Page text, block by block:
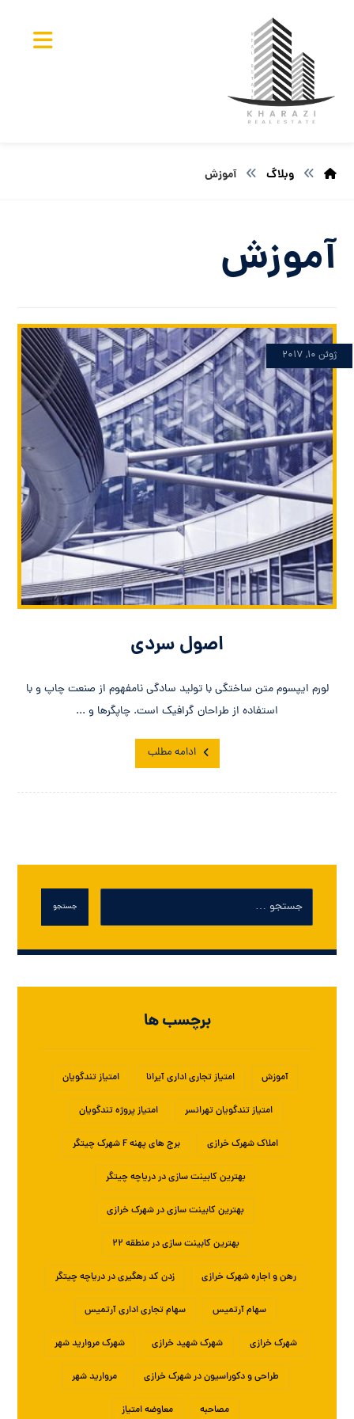
وبلاگ آموزش
آموزش
اصول سردی
ژوئن ۱۰, ۲۰۱۷
لورم ایپسوم متن ساختگی با تولید سادگی نامفهوم از صنعت چاپ و با
استفاده از طراحان گرافیک است. چاپگرها و ...
ادامه مطلب
جستجو
برچسب ها
آموزش امتیاز تجاری اداری آیرانا امتیاز تندگویان
امتیاز تندگویان تهرانسر امتیاز پروژه تندگویان
املاک شهرک خرازی برج های پهنه F شهرک چیتگر
بهترین کابینت سازی در دریاچه چیتگر
بهترین کابینت سازی در شهرک خرازی
بهترین کابینت سازی در منطقه ۲۲
رهن و اجاره شهرک خرازی زدن کد رهگیری در دریاچه چیتگر
سهام آرتمیس سهام تجاری اداری آرتمیس
شهرک خرازی شهرک شهید خرازی شهرک مروارید شهر
طراحی و دکوراسیون در شهرک خرازی مروارید شهر
مصاحبه معاوضه امتیاز